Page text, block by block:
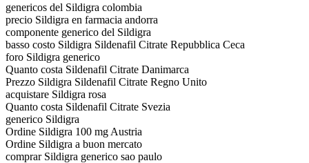
genericos del Sildigra colombia
precio Sildigra en farmacia andorra
componente generico del Sildigra
basso costo Sildigra Sildenafil Citrate Repubblica Ceca
foro Sildigra generico
Quanto costa Sildenafil Citrate Danimarca
Prezzo Sildigra Sildenafil Citrate Regno Unito
acquistare Sildigra rosa
Quanto costa Sildenafil Citrate Svezia
generico Sildigra
Ordine Sildigra 100 mg Austria
Ordine Sildigra a buon mercato
comprar Sildigra generico sao paulo